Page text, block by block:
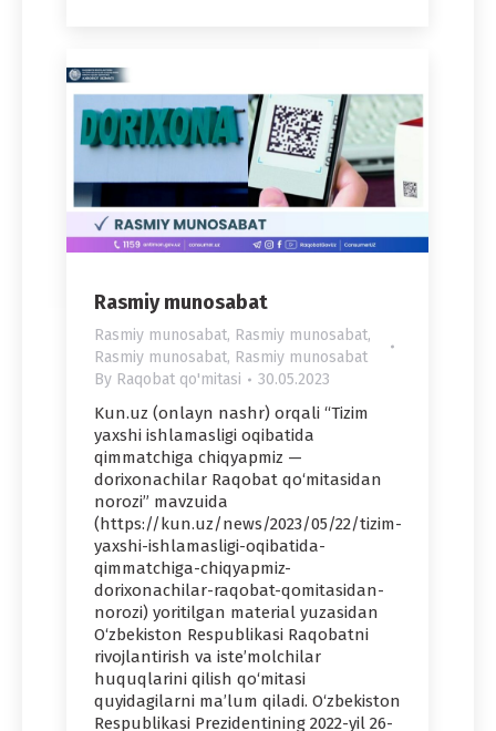
Rasmiy munosabat
Rasmiy munosabat, Rasmiy munosabat,
Rasmiy munosabat, Rasmiy munosabat
By Raqobat qo'mitasi 30.05.2023
Kun.uz (onlayn nashr) orqali “Tizim
yaxshi ishlamasligi oqibatida
qimmatchiga chiqyapmiz —
dorixonachilar Raqobat qo‘mitasidan
norozi” mavzuida
(https://kun.uz/news/2023/05/22/tizim-
yaxshi-ishlamasligi-oqibatida-
qimmatchiga-chiqyapmiz-
dorixonachilar-raqobat-qomitasidan-
norozi) yoritilgan material yuzasidan
O‘zbekiston Respublikasi Raqobatni
rivojlantirish va iste’molchilar
huquqlarini qilish qo‘mitasi
quyidagilarni ma’lum qiladi. O‘zbekiston
Respublikasi Prezidentining 2022-yil 26-